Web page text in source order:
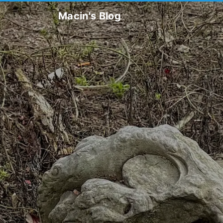
Macin's Blog